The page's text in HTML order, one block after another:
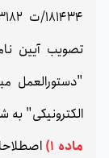
تصویب آیین
"دستورالعمل
الکترونیکی" به
ماده 1)